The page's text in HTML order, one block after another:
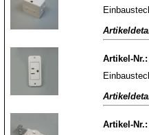
Artikel-Nr.:
Artikel-Nr.: